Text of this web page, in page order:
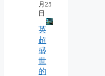
月25
日
英
超
盛
世
的